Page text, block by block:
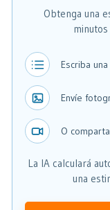
Obtenga una
Escriba
Envíe
O
La IA calculará
una